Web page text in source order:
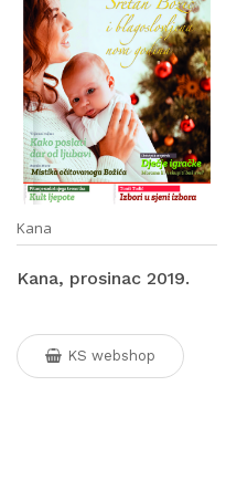
Kana
Kana, prosinac 2019.
KS webshop